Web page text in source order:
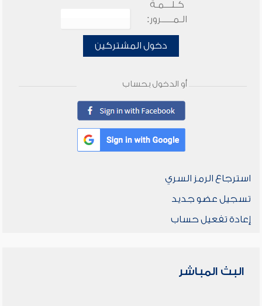
كـلـــمـة
الـمـــــرور:
دخول المشتركين
أو الدخول بحساب
استرجاع الرمز السري
تسجيل عضو جديد
إعادة تفعيل حساب
البث المباشر